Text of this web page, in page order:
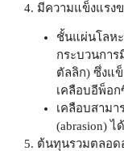
4. มีความแข็งแรง
ชั้นแผ่นโลหะ
กระบวนการ
ตัลลิก) ซึ่งแข็
เคลือบอีพ็อก
เคลือบสาม
(abrasion) ไ
5. ต้นทุนรวมตลอด